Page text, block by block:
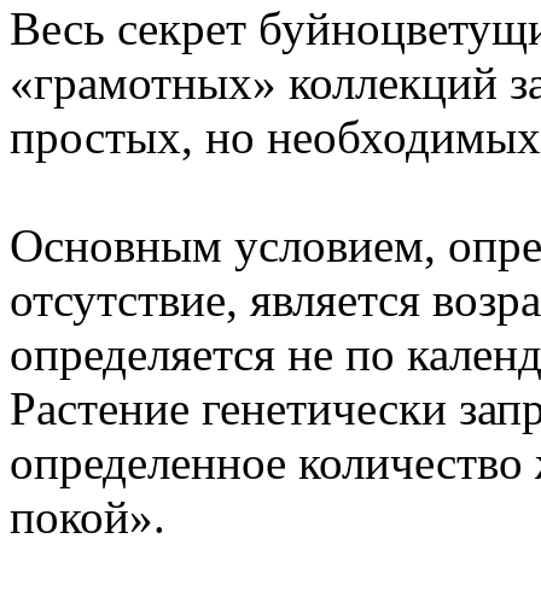
Весь секрет
«грамотных» коллекций
простых, но
Основным условием,
отсутствие, является
определяется не по
Растение генетически
определенное
покой».